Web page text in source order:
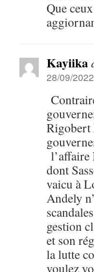
Que
Kayiika
28/09/
Rigobert
dont
vaicu à
Andely
gestion
et son
la lutte
voulez